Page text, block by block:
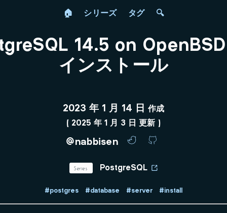
🏠 シリーズ タグ 🔍
14.5 on
インストール
2023 年 1 月 14 日
作成
( 2025 年 1 月 3 日 更新 )
@nabbisen
Series PostgreSQL
#postgres #database #server #install